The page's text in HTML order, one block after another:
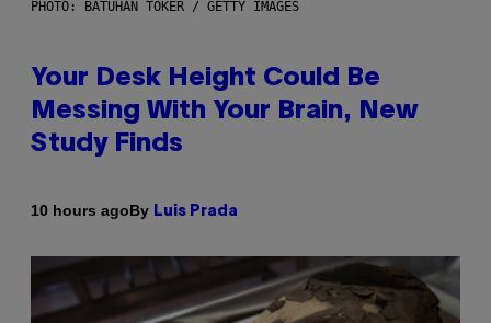
PHOTO: BATUHAN TOKER / GETTY IMAGES
Your Desk Height Could Be
Messing With Your Brain, New
Study Finds
10 hours agoBy Luis Prada